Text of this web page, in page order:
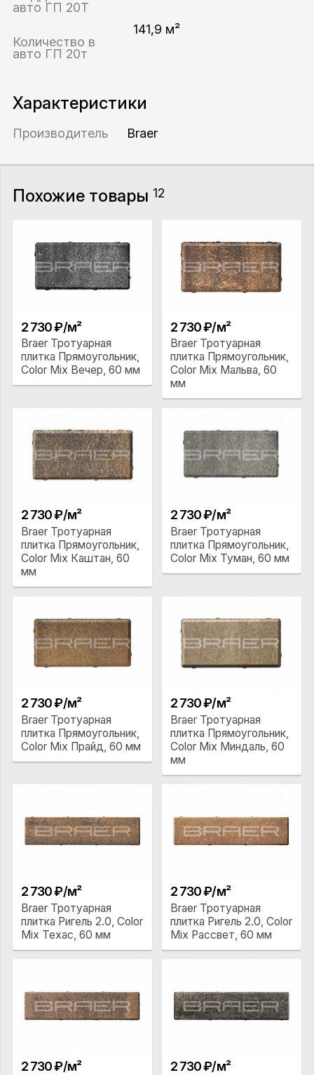
авто ГП 20Т
Количество в
авто ГП 20т
141,9 м²
Характеристики
Производитель Braer
Похожие товары 12
2 730 ₽/м²
Braer Тротуарная
плитка Прямоугольник,
Color Mix Вечер, 60 мм
2 730 ₽/м²
Braer Тротуарная
плитка Прямоугольник,
Color Mix Мальва, 60
мм
2 730 ₽/м²
Braer Тротуарная
плитка Прямоугольник,
Color Mix Каштан, 60
мм
2 730 ₽/м²
Braer Тротуарная
плитка Прямоугольник,
Color Mix Туман, 60 мм
2 730 ₽/м²
Braer Тротуарная
плитка Прямоугольник,
Color Mix Прайд, 60 мм
2 730 ₽/м²
Braer Тротуарная
плитка Прямоугольник,
Color Mix Миндаль, 60
мм
2 730 ₽/м²
Braer Тротуарная
плитка Ригель 2.0, Color
Mix Техас, 60 мм
2 730 ₽/м²
Braer Тротуарная
плитка Ригель 2.0, Color
Mix Рассвет, 60 мм
2 730 ₽/м² 2 730 ₽/м²